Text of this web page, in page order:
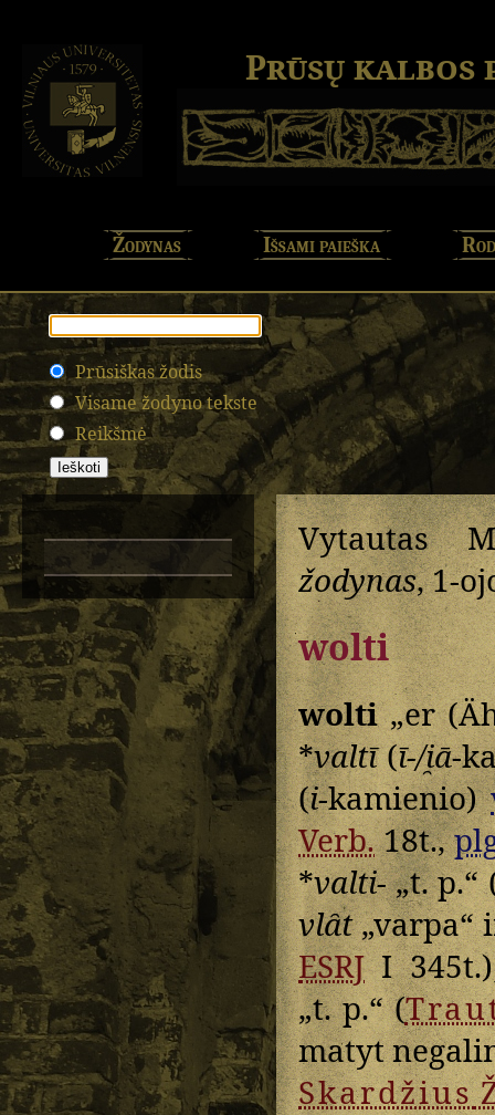
Prūsų kalbos
Žodynas Išsami paieška
Prūsiškas žodis
Visame žodyno tekste
Reikšmė
Vytautas
žodynas, 1-
wolti
wolti„er
*valtī(ī-/i̯ā-
(i-kamienio)
Verb.18t.,
*valti-„t. p.“
vlȃt„varpa“
ESRJI
„t. p.“ (
matyt
Skardžius